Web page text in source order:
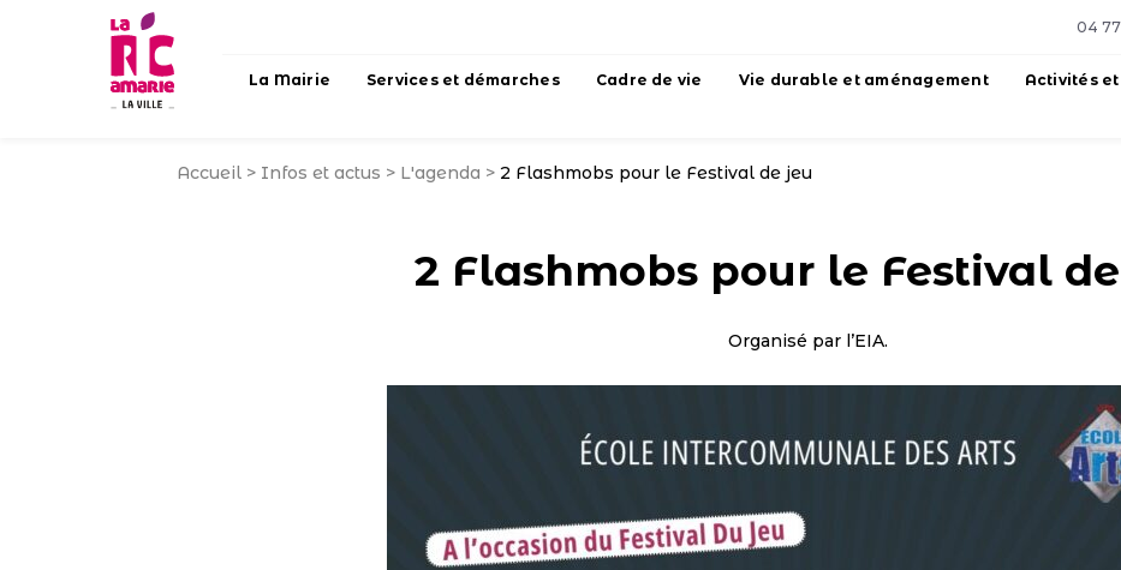
04
La Mairie Services et démarches Cadre de vie Vie durable et aménagement Activités
Accueil > Infos et actus > L'agenda > 2 Flashmobs pour le Festival de jeu
2 Flashmobs pour le Festival
Organisé par l’EIA.